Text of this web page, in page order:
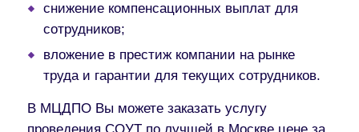
снижение компенсационных выплат для
сотрудников;
вложение в престиж компании на рынке
труда и гарантии для текущих сотрудников.
В МЦДПО Вы можете заказать услугу
проведения СОУТ по лучшей в Москве цене за